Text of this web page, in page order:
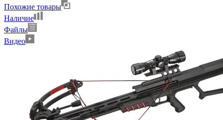
Похожие товары
Наличие
Файлы
Видео